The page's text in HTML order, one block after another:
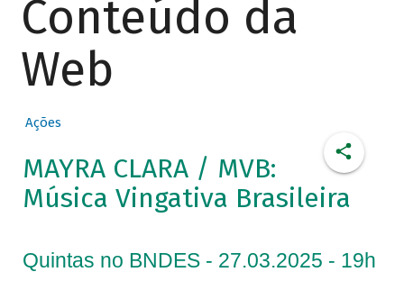
Conteúdo da
Web
Ações
MAYRA CLARA / MVB:
Música Vingativa Brasileira
Quintas no BNDES - 27.03.2025 - 19h